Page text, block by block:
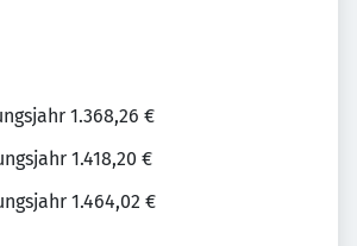
1.368,26 €
1.418,20 €
1.464,02 €